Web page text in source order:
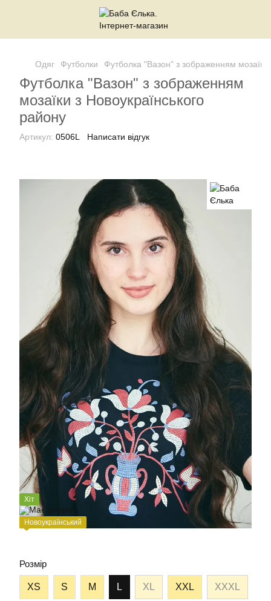
Одяг Футболки Футболка "Вазон" з зображенням мозаїки
Футболка "Вазон" з зображенням
мозаїки з Новоукраїнського
району
Артикул: 0506L Написати відгук
Хіт
Новоукраїнський
Розмір
XS S M L XL XXL ХХХL